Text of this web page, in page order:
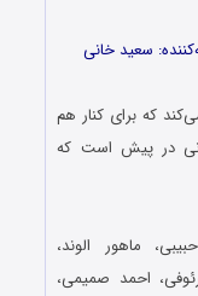
سعید خانی
که برای کنار هم
در پیش است که
ماهور الوند،
احمد صمیمی،